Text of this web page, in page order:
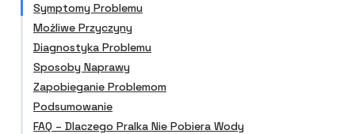
Symptomy Problemu
Możliwe Przyczyny
Diagnostyka Problemu
Sposoby Naprawy
Zapobieganie Problemom
Podsumowanie
FAQ – Dlaczego Pralka Nie Pobiera Wody